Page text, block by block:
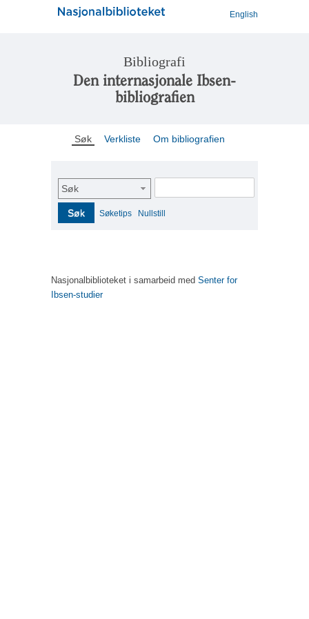
English
Bibliografi
Den internasjonale Ibsen-
bibliografien
Søk Verkliste Om bibliografien
Søk
Søk Søketips Nullstill
Nasjonalbiblioteket i samarbeid med Senter for
Ibsen-studier